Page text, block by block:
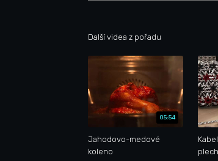
Další videa z pořadu
05:54
Jahodovo-medové
koleno